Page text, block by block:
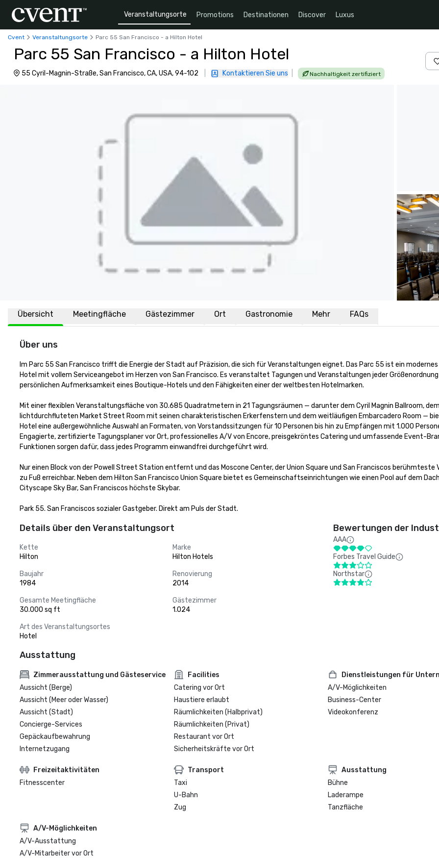
Veranstaltungsorte Promotions Destinationen Discover Luxus
Cvent Veranstaltungsorte Parc 55 San Francisco - a Hilton Hotel
Parc 55 San Francisco - a Hilton Hotel
55 Cyril-Magnin-Straße, San Francisco, CA, USA, 94-102 Kontaktieren Sie uns Nachhaltigkeit zertifiziert
Übersicht Meetingfläche Gästezimmer Ort Gastronomie Mehr FAQs
Über uns
Im Parc 55 San Francisco trifft die Energie der Stadt auf Präzision, die sich für Veranstaltungen eignet. Das Parc 55 ist ein
Hotel mit vollem Serviceangebot im Herzen von San Francisco. Es veranstaltet Tagungen und Veranstaltungen jeder
persönlichen Aufmerksamkeit eines Boutique-Hotels und den Fähigkeiten einer der weltbesten Hotelmarken.
Mit einer flexiblen Veranstaltungsfläche von 30.685 Quadratmetern in 21 Tagungsräumen — darunter dem Cyril Magnin Ballroom, dem
lichtdurchfluteten Market Street Room mit seinen charakteristischen Erkerfenstern und dem weitläufigen Embarcadero Room —
Hotel eine außergewöhnliche Auswahl an Formaten, von Vorstandssitzungen für 10 Personen bis hin zu Empfängen mit 1.000
Engagierte, zertifizierte Tagungsplaner vor Ort, professionelles A/V von Encore, preisgekröntes Catering und umfassende Event-
Funktionen sorgen dafür, dass jedes Programm einwandfrei durchgeführt wird.
Nur einen Block von der Powell Street Station entfernt und das Moscone Center, der Union Square und San Franciscos berühmteste
zu Fuß erreichbar. Neben dem Hilton San Francisco Union Square bietet es Gemeinschaftseinrichtungen wie einen Pool auf dem
Cityscape Sky Bar, San Franciscos höchste Skybar.
Park 55. San Franciscos sozialer Gastgeber. Direkt am Puls der Stadt.
Details über den Veranstaltungsort
Kette
Hilton
Marke
Hilton Hotels
Baujahr
1984
Renovierung
2014
Gesamte Meetingfläche
30.000 sq ft
Gästezimmer
1.024
Art des Veranstaltungsortes
Hotel
Bewertungen der
AAA
Forbes Travel Guide
Northstar
Ausstattung
Zimmerausstattung und Gästeservice
Aussicht (Berge)
Aussicht (Meer oder Wasser)
Aussicht (Stadt)
Concierge-Services
Gepäckaufbewahrung
Internetzugang
Facilities
Catering vor Ort
Haustiere erlaubt
Räumlichkeiten (Halbprivat)
Räumlichkeiten (Privat)
Restaurant vor Ort
Sicherheitskräfte vor Ort
Dienstleistungen für
A/V-Möglichkeiten
Business-Center
Videokonferenz
Freizeitaktivitäten
Fitnesscenter
Transport
Taxi
U-Bahn
Zug
Ausstattung
Bühne
Laderampe
Tanzfläche
A/V-Möglichkeiten
A/V-Ausstattung
A/V-Mitarbeiter vor Ort